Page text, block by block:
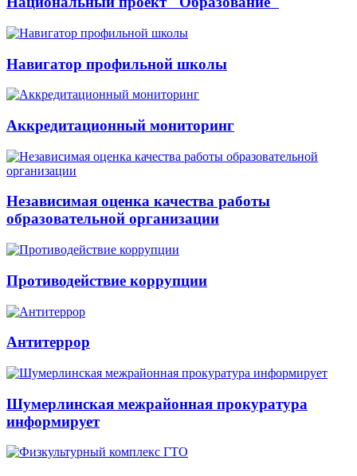
Навигатор профильной школы
Аккредитационный мониторинг
Независимая оценка качества работы
образовательной организации
Противодействие коррупции
Антитеррор
Шумерлинская межрайонная прокуратура
информирует